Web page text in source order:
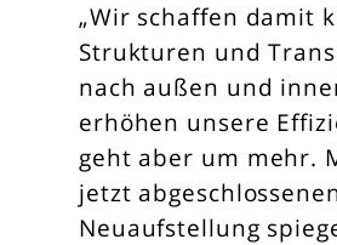
„Wir schaffen damit
Strukturen und
nach außen und
erhöhen unsere
geht aber um mehr.
jetzt
Neuaufstellung